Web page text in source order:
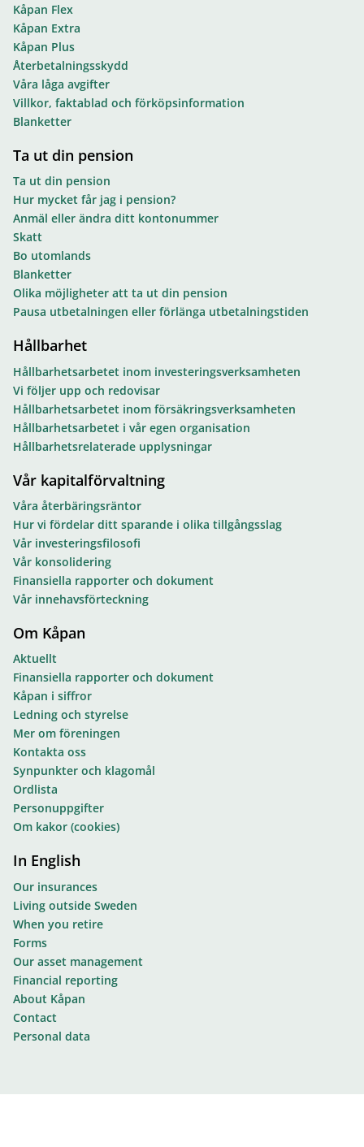
Kåpan Flex
Kåpan Extra
Kåpan Plus
Återbetalningsskydd
Våra låga avgifter
Villkor, faktablad och förköpsinformation
Blanketter
Ta ut din pension
Ta ut din pension
Hur mycket får jag i pension?
Anmäl eller ändra ditt kontonummer
Skatt
Bo utomlands
Blanketter
Olika möjligheter att ta ut din pension
Pausa utbetalningen eller förlänga utbetalningstiden
Hållbarhet
Hållbarhetsarbetet inom investeringsverksamheten
Vi följer upp och redovisar
Hållbarhetsarbetet inom försäkringsverksamheten
Hållbarhetsarbetet i vår egen organisation
Hållbarhetsrelaterade upplysningar
Vår kapitalförvaltning
Våra återbäringsräntor
Hur vi fördelar ditt sparande i olika tillgångsslag
Vår investeringsfilosofi
Vår konsolidering
Finansiella rapporter och dokument
Vår innehavsförteckning
Om Kåpan
Aktuellt
Finansiella rapporter och dokument
Kåpan i siffror
Ledning och styrelse
Mer om föreningen
Kontakta oss
Synpunkter och klagomål
Ordlista
Personuppgifter
Om kakor (cookies)
In English
Our insurances
Living outside Sweden
When you retire
Forms
Our asset management
Financial reporting
About Kåpan
Contact
Personal data